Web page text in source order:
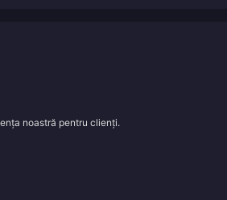
noastră pentru clienți.